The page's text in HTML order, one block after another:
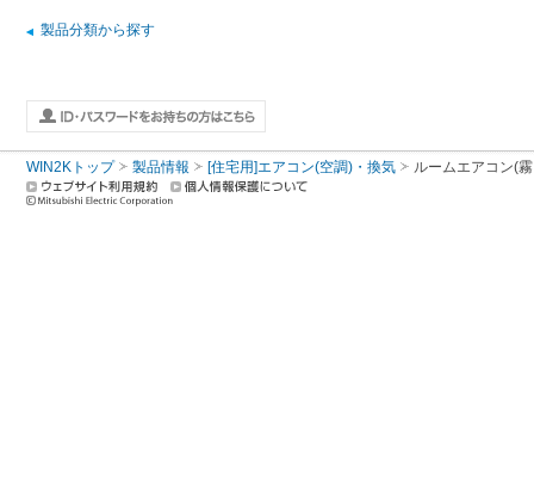
製品分類から探す
WIN2Kトップ 製品情報 [住宅用]エアコン(空調)・換気 ルームエアコン(